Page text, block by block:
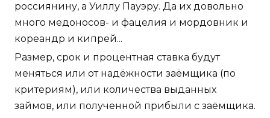
россиянину, а Уиллу Пауэру. Да их довольно
много медоносов- и фацелия и мордовник и
кореандр и кипрей...
Размер, срок и процентная ставка будут
меняться или от надёжности заёмщика (по
критериям), или количества выданных
займов, или полученной прибыли с заёмщика.